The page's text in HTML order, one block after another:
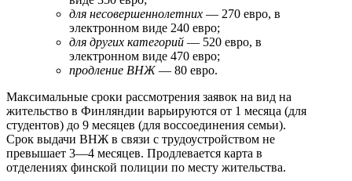
для несовершеннолетних — 270 евро, в
электронном виде 240 евро;
для других категорий — 520 евро, в
электронном виде 470 евро;
продление ВНЖ — 80 евро.
Максимальные сроки рассмотрения заявок на вид на
жительство в Финляндии варьируются от 1 месяца (для
студентов) до 9 месяцев (для воссоединения семьи).
Срок выдачи ВНЖ в связи с трудоустройством не
превышает 3—4 месяцев. Продлевается карта в
отделениях финской полиции по месту жительства.